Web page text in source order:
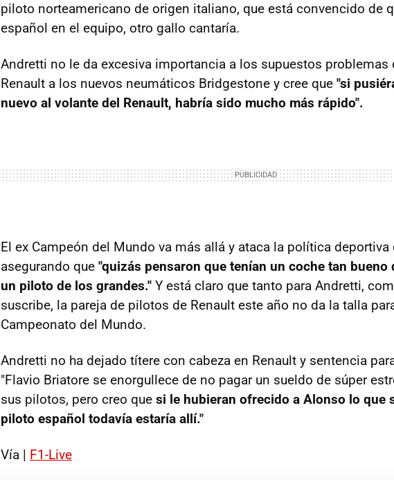
piloto norteamericano de origen italiano, que está convencido de
español en el equipo, otro gallo cantaría.
Andretti no le da excesiva importancia a los supuestos problemas
Renault a los nuevos neumáticos Bridgestone y cree que "si
nuevo al volante del Renault, habría sido mucho más rápido".
El ex Campeón del Mundo va más allá y ataca la política deportiva
asegurando que "quizás pensaron que tenían un coche tan bueno
un piloto de los grandes." Y está claro que tanto para Andretti,
suscribe, la pareja de pilotos de Renault este año no da la talla
Campeonato del Mundo.
Andretti no ha dejado títere con cabeza en Renault y sentencia
"Flavio Briatore se enorgullece de no pagar un sueldo de súper
sus pilotos, pero creo que si le hubieran ofrecido a Alonso lo que
piloto español todavía estaría allí."
Vía | F1-Live